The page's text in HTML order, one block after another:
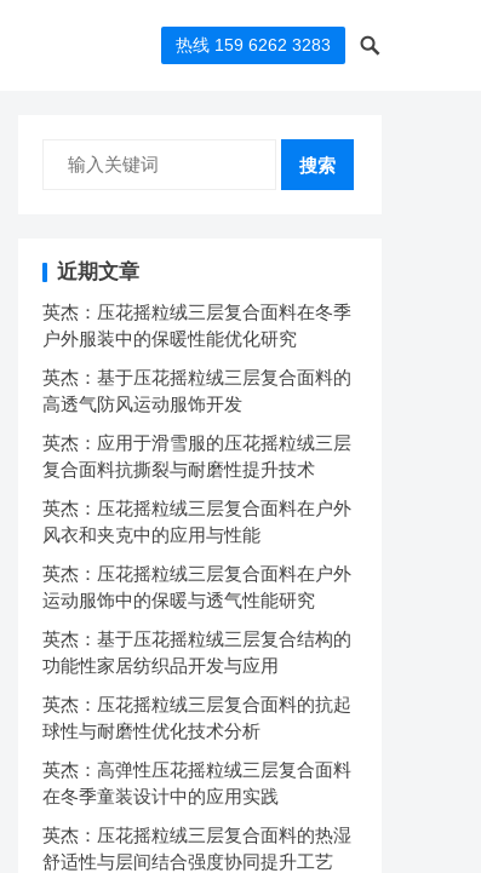
热线 159 6262 3283
搜索
近期文章
英杰：压花摇粒绒三层复合面料在冬季
户外服装中的保暖性能优化研究
英杰：基于压花摇粒绒三层复合面料的
高透气防风运动服饰开发
英杰：应用于滑雪服的压花摇粒绒三层
复合面料抗撕裂与耐磨性提升技术
英杰：压花摇粒绒三层复合面料在户外
风衣和夹克中的应用与性能
英杰：压花摇粒绒三层复合面料在户外
运动服饰中的保暖与透气性能研究
英杰：基于压花摇粒绒三层复合结构的
功能性家居纺织品开发与应用
英杰：压花摇粒绒三层复合面料的抗起
球性与耐磨性优化技术分析
英杰：高弹性压花摇粒绒三层复合面料
在冬季童装设计中的应用实践
英杰：压花摇粒绒三层复合面料的热湿
舒适性与层间结合强度协同提升工艺